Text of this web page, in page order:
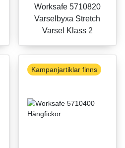
Worksafe 5710820
Varselbyxa Stretch
Varsel Klass 2
Kampanjartiklar finns